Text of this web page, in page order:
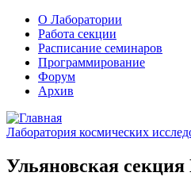
О Лаборатории
Работа секции
Расписание семинаров
Программирование
Форум
Архив
Лаборатория космических
Ульяновская